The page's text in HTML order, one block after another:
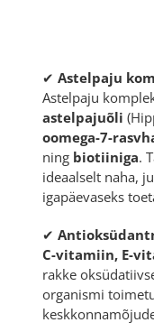
✔ Astelpaju
Astelpaju
astelpajuõli (
oomega-7-
ning biotiiniga.
ideaalselt naha,
igapäevaseks
✔
C-vitamiin, E-
rakke
organismi